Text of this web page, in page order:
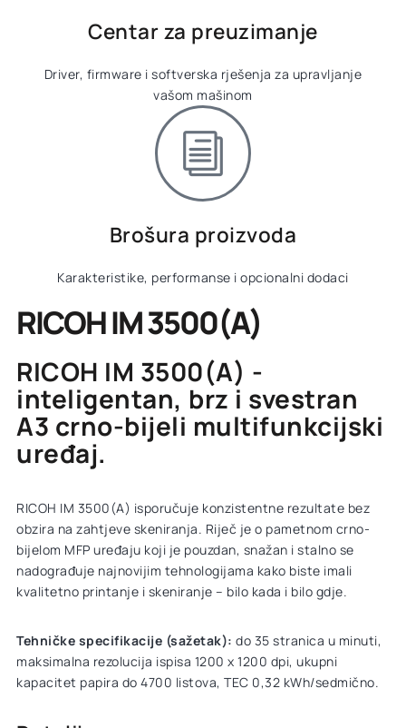
Centar za preuzimanje
Driver, firmware i softverska rješenja za upravljanje
vašom mašinom
Brošura proizvoda
Karakteristike, performanse i opcionalni dodaci
RICOH IM 3500(A)
RICOH IM 3500(A) -
inteligentan, brz i svestran
A3 crno-bijeli multifunkcijski
uređaj.
RICOH IM 3500(A) isporučuje konzistentne rezultate bez
obzira na zahtjeve skeniranja. Riječ je o pametnom crno-
bijelom MFP uređaju koji je pouzdan, snažan i stalno se
nadograđuje najnovijim tehnologijama kako biste imali
kvalitetno printanje i skeniranje – bilo kada i bilo gdje.
Tehničke specifikacije (sažetak): do 35 stranica u minuti,
maksimalna rezolucija ispisa 1200 x 1200 dpi, ukupni
kapacitet papira do 4700 listova, TEC 0,32 kWh/sedmično.